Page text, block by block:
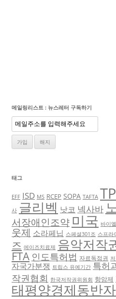
메일링리스트 : 뉴스레터 구독하기
태그
EFF ISD MS RCEP SOPA TAFTA
사 글리벡 낫코 넥사바
서장애인조약 미국 바이엘
웃제 소라페닙 스페셜301조 스프라
즈 에이즈치료제 음악저작
FTA 인도특허법 자료독점권
자국가분쟁 트립스 유예기간 특허
작권협회 한국저작권위원회 항암제
태평양경제동반